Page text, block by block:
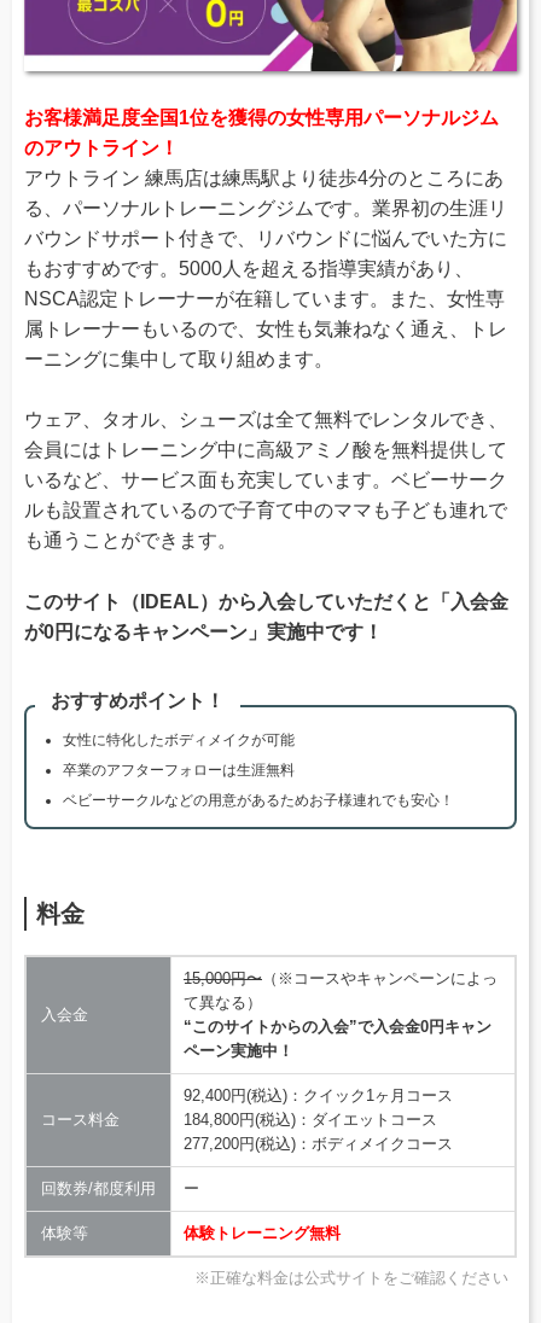
お客様満足度全国1位を獲得の女性専用パーソナルジム
のアウトライン！
アウトライン 練馬店は練馬駅より徒歩4分のところにあ
る、パーソナルトレーニングジムです。業界初の生涯リ
バウンドサポート付きで、リバウンドに悩んでいた方に
もおすすめです。5000人を超える指導実績があり、
NSCA認定トレーナーが在籍しています。また、女性専
属トレーナーもいるので、女性も気兼ねなく通え、トレ
ーニングに集中して取り組めます。
ウェア、タオル、シューズは全て無料でレンタルでき、
会員にはトレーニング中に高級アミノ酸を無料提供して
いるなど、サービス面も充実しています。ベビーサーク
ルも設置されているので子育て中のママも子ども連れで
も通うことができます。
このサイト（IDEAL）から入会していただくと「入会金
が0円になるキャンペーン」実施中です！
おすすめポイント！
女性に特化したボディメイクが可能
卒業のアフターフォローは生涯無料
ベビーサークルなどの用意があるためお子様連れでも安心！
料金
入会金
15,000円〜 （※コースやキャンペーンによっ
て異なる）
“このサイトからの入会”で入会金0円キャン
ペーン実施中！
コース料金
92,400円(税込)：クイック1ヶ月コース
184,800円(税込)：ダイエットコース
277,200円(税込)：ボディメイクコース
回数券/都度利用 ー
体験等 体験トレーニング無料
※正確な料金は公式サイトをご確認ください